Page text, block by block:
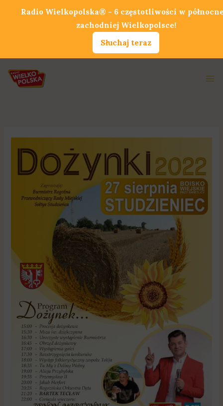
Radio Wielkopolska® - 6 częstotliwości w
zachodniej Wielkopolsce!
Słuchaj teraz